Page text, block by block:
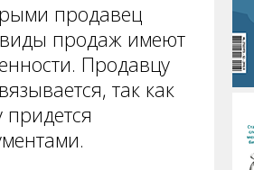
продавец
виды продаж имеют
Продавцу
так как